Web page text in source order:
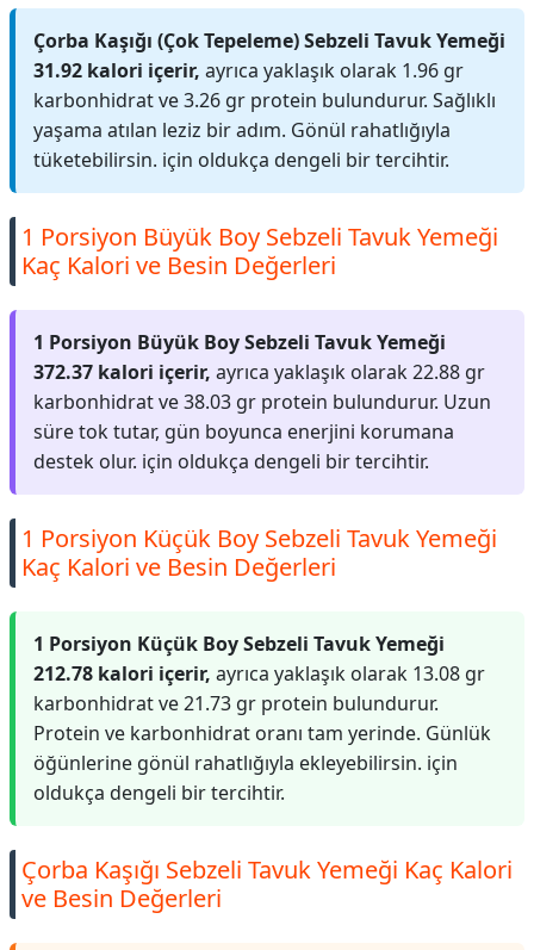
Çorba Kaşığı (Çok Tepeleme) Sebzeli Tavuk Yemeği
31.92 kalori içerir, ayrıca yaklaşık olarak 1.96 gr
karbonhidrat ve 3.26 gr protein bulundurur. Sağlıklı
yaşama atılan leziz bir adım. Gönül rahatlığıyla
tüketebilirsin. için oldukça dengeli bir tercihtir.
1 Porsiyon Büyük Boy Sebzeli Tavuk Yemeği
Kaç Kalori ve Besin Değerleri
1 Porsiyon Büyük Boy Sebzeli Tavuk Yemeği
372.37 kalori içerir, ayrıca yaklaşık olarak 22.88 gr
karbonhidrat ve 38.03 gr protein bulundurur. Uzun
süre tok tutar, gün boyunca enerjini korumana
destek olur. için oldukça dengeli bir tercihtir.
1 Porsiyon Küçük Boy Sebzeli Tavuk Yemeği
Kaç Kalori ve Besin Değerleri
1 Porsiyon Küçük Boy Sebzeli Tavuk Yemeği
212.78 kalori içerir, ayrıca yaklaşık olarak 13.08 gr
karbonhidrat ve 21.73 gr protein bulundurur.
Protein ve karbonhidrat oranı tam yerinde. Günlük
öğünlerine gönül rahatlığıyla ekleyebilirsin. için
oldukça dengeli bir tercihtir.
Çorba Kaşığı Sebzeli Tavuk Yemeği Kaç Kalori
ve Besin Değerleri